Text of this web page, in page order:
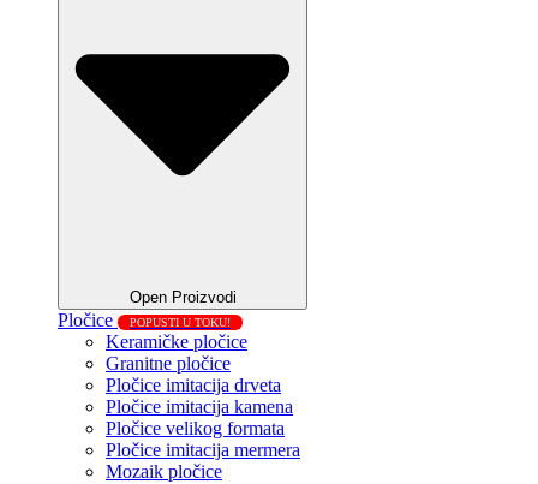
Open Proizvodi
Pločice POPUSTI U TOKU!
Keramičke pločice
Granitne pločice
Pločice imitacija drveta
Pločice imitacija kamena
Pločice velikog formata
Pločice imitacija mermera
Mozaik pločice